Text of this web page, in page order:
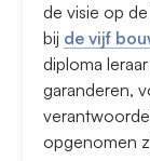
de visie op
bij de vijf
diploma
garanderen,
opgenomen